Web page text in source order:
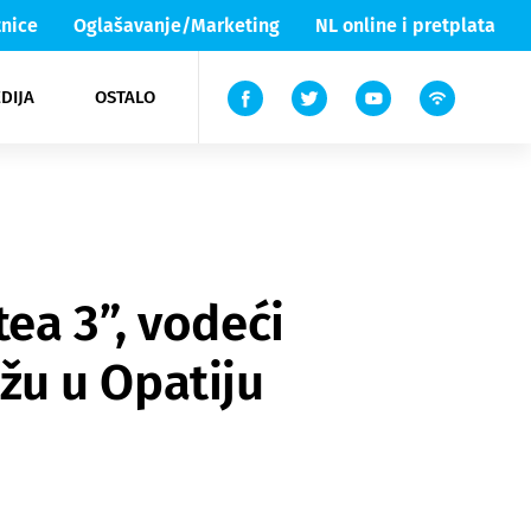
Oglašavanje/Marketing NL online i pretplata
OSTALO
Lika & Senj
TV
3”, vodeći
u Opatiju